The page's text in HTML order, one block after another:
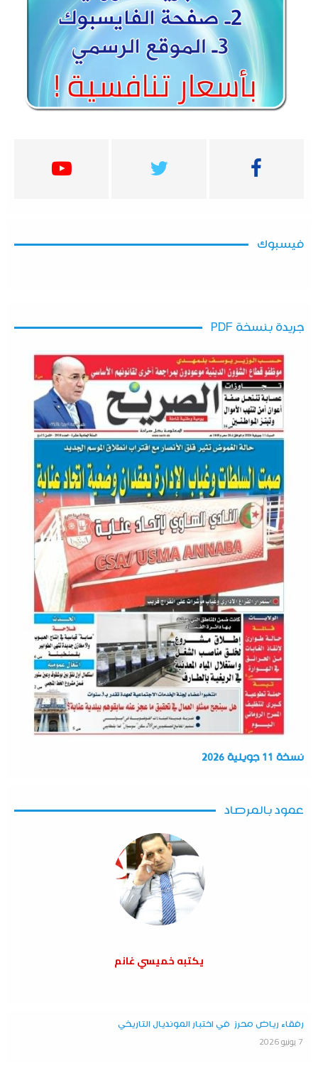
فيسبوك
جريدة بنسخة PDF
نسخة 11 جويلية 2026
عمود بالمرصاد
يكتبه خميسي غانم
رفقاء رياض محرز في اختبار المونديال التاريخي
7 يونيو 2026